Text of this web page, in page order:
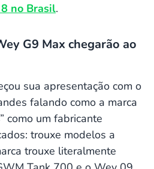
8 no Brasil.
G9 Max chegarão ao
sua apresentação com o
falando como a marca
como um fabricante
trouxe modelos a
trouxe literalmente